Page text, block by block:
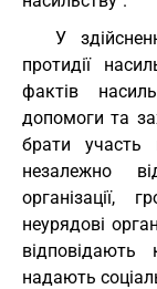
У
протидії
фактів
допомоги та
брати участь
незалежно
організації,
неурядові
відповідають
надають